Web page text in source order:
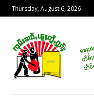
Thursday, August 6, 2026